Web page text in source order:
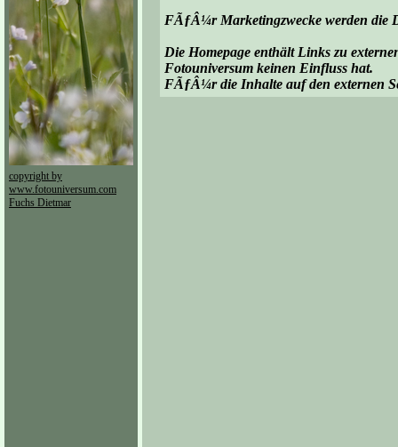
copyright by
www.fotouniversum.com
Fuchs Dietmar
FÃƒÂ¼r Marketingzwecke werden die
Die Homepage enthält Links zu
Fotouniversum keinen Einfluss hat.
FÃƒÂ¼r die Inhalte auf den externen